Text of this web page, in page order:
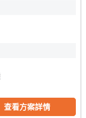
查看方案詳情